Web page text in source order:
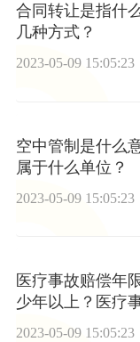
合同转让是指什
几种方式？
2023-05-09 15:05:23
空中管制是什么
属于什么单位？
2023-05-09 15:05:23
医疗事故赔偿年
少年以上？医疗
必要条件是什么？
2023-05-09 15:05:23